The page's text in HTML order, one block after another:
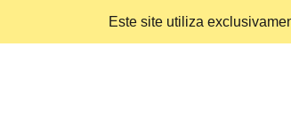
Este site utiliza